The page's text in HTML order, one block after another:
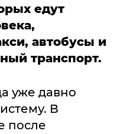
едут
автобусы и
транспорт.
уже давно
В
после